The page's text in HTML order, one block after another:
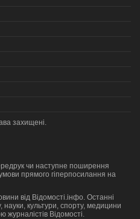
захищені.
чи наступне поширення
прямого гіперпосилання на
від Відомості.інфо. Останні
науки, культури, спорту, медицини
журналістів Відомості.